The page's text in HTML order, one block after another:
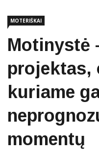
MOTERIŠKAI
Motinystė
projektas,
kuriame
momentų